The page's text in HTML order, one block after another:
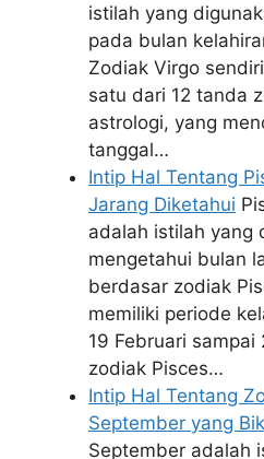
istilah yang
pada bulan
Zodiak Virgo
satu dari 12 tanda
astrologi, yang
tanggal…
Intip Hal Tentang
Jarang Diketahui
adalah istilah yang
mengetahui bulan
berdasar zodiak
memiliki periode
19 Februari
zodiak Pisces…
Intip Hal Tentang
September yang
September adalah